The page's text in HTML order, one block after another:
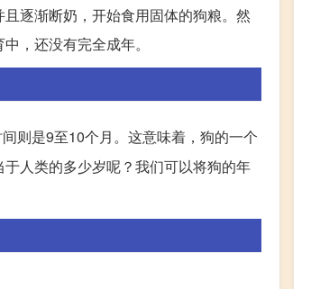
逐渐断奶，开始食用固体的狗粮。然
，还没有完全成年。
则是9至10个月。这意味着，狗的一个
人类的多少岁呢？我们可以将狗的年